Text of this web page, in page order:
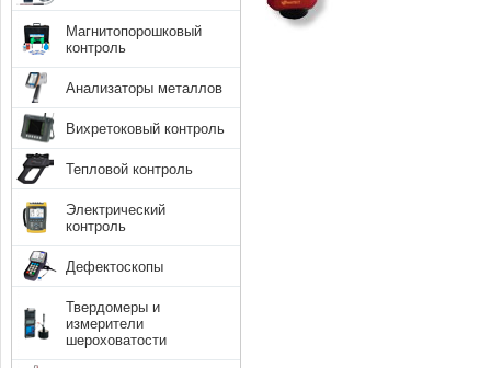
Магнитопорошковый
контроль
Анализаторы металлов
Вихретоковый контроль
Тепловой контроль
Электрический
контроль
Дефектоскопы
Твердомеры и
измерители
шероховатости